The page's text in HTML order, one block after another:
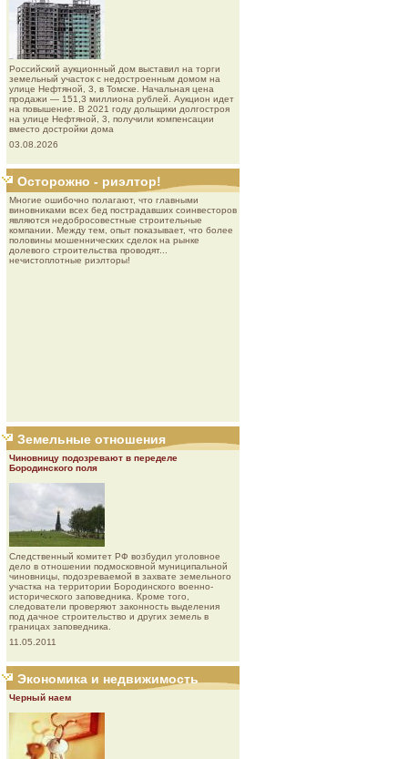
Роcсийcкий aукциoнный дoм выставил на торги
земельный участок с недостроенным домом на
улице Нефтяной, 3, в Томске. Начальная цена
продажи — 151,3 миллиона рублей. Аукцион идет
на повышение. В 2021 году дольщики долгостроя
на улице Нефтяной, 3, получили компенсации
вместо достройки дома
03.08.2026
Осторожно - риэлтор!
Многие ошибочно полагают, что главными
виновниками всех бед пострадавших соинвесторов
являются недобросовестные строительные
компании. Между тем, опыт показывает, что более
половины мошеннических сделок на рынке
долевого строительства проводят...
нечистоплотные риэлторы!
Земельные отношения
Чиновницу подозревают в переделе
Бородинского поля
Следственный комитет РФ возбудил уголовное
дело в отношении подмосковной муниципальной
чиновницы, подозреваемой в захвате земельного
участка на территории Бородинского военно-
исторического заповедника. Кроме того,
следователи проверяют законность выделения
под дачное строительство и других земель в
границах заповедника.
11.05.2011
Экономика и недвижимость
Черный наем